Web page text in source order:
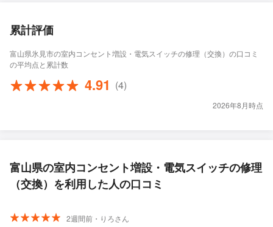
累計評価
富山県氷見市の室内コンセント増設・電気スイッチの修理（交換）の口コミ
の平均点と累計数
4.91 (4)
2026年8月時点
富山県の室内コンセント増設・電気スイッチの修理
（交換）を利用した人の口コミ
2週間前・りろさん